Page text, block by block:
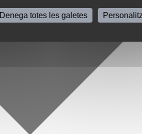
Denega totes les galetes